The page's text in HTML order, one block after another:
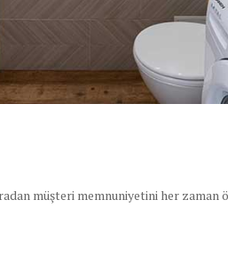
müşteri memnuniyetini her